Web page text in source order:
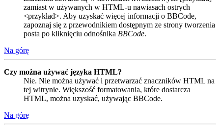
zamiast w używanych w HTML-u nawiasach ostrych
<przykład>. Aby uzyskać więcej informacji o BBCode,
zapoznaj się z przewodnikiem dostępnym ze strony tworzenia
posta po kliknięciu odnośnika BBCode.
Na górę
Czy można używać języka HTML?
Nie. Nie można używać i przetwarzać znaczników HTML na
tej witrynie. Większość formatowania, które dostarcza
HTML, można uzyskać, używając BBCode.
Na górę